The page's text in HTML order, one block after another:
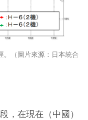
（圖片來源：日本統合
，在現在（中國）